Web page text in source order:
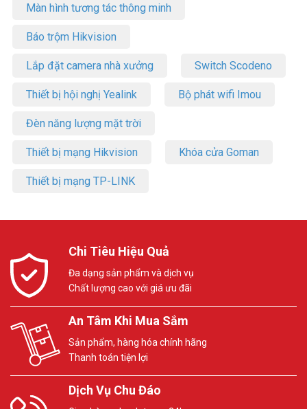
Màn hình tương tác thông minh
Báo trộm Hikvision
Lắp đặt camera nhà xưởng Switch Scodeno
Thiết bị hội nghị Yealink Bộ phát wifi Imou
Đèn năng lượng mặt trời
Thiết bị mạng Hikvision Khóa cửa Goman
Thiết bị mạng TP-LINK
Chi Tiêu Hiệu Quả
Đa dạng sản phẩm và dịch vụ
Chất lượng cao với giá ưu đãi
An Tâm Khi Mua Sắm
Sản phẩm, hàng hóa chính hãng
Thanh toán tiện lợi
Dịch Vụ Chu Đáo